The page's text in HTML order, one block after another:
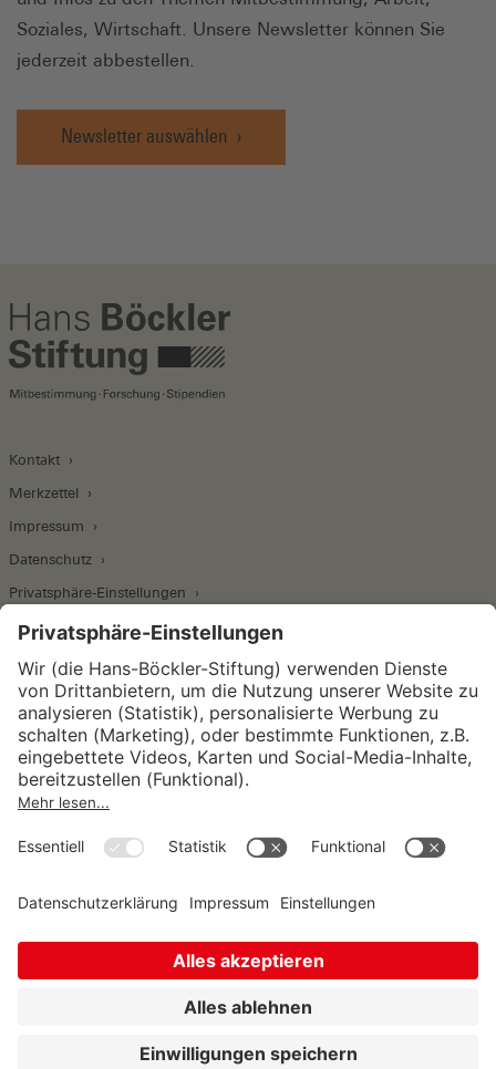
Soziales, Wirtschaft. Unsere Newsletter können Sie
jederzeit abbestellen.
Newsletter auswählen
Kontakt
Merkzettel
Impressum
Datenschutz
Privatsphäre-Einstellungen
Wirtschafts- und Sozialwissenschaftliches Institut
Institut für Makroökonomie und
Konjunkturforschung
Unternehmensführung
Sozialrecht